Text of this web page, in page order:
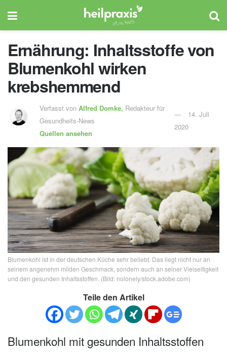
Ernährung: Inhaltsstoffe von
Blumenkohl wirken
krebshemmend
Verfasst vonAlfred Domke, Redakteur für
Gesundheits-News
Quellen ansehen
14. Juli
2020
Blumenkohl ist in der deutschen Küche sehr beliebt. Das liegt nicht nur an
seinem angenehm milden Geschmack, sondern auch an seiner Vielseitigkeit
und den gesunden Inhaltsstoffen. (Bild: nolonely/stock.adobe.com)
Teile den Artikel
Blumenkohl mit gesunden Inhaltsstoffen